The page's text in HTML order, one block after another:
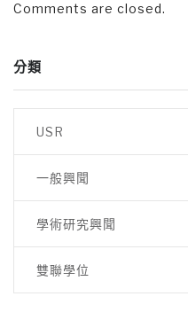
Comments are closed.
分類
USR
一般興聞
學術研究興聞
雙聯學位